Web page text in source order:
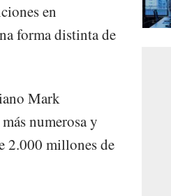
en
forma distinta de
Mark
numerosa y
2.000 millones de